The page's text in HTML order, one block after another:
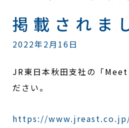
掲載されま
2022年2月16日
JR東日本秋田支社の「
ださい。
https://